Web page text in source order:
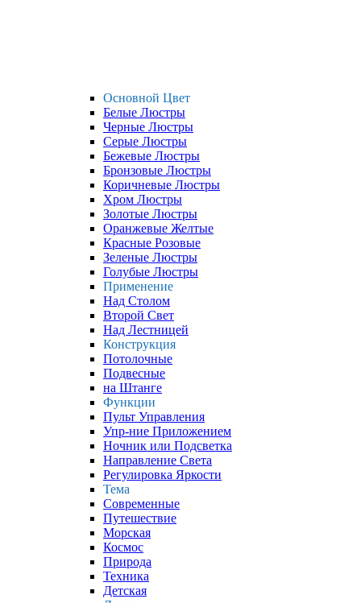
Основной Цвет
Белые Люстры
Черные Люстры
Серые Люстры
Бежевые Люстры
Бронзовые Люстры
Коричневые Люстры
Хром Люстры
Золотые Люстры
Оранжевые Желтые
Красные Розовые
Зеленые Люстры
Голубые Люстры
Применение
Над Столом
Второй Свет
Над Лестницей
Конструкция
Потолочные
Подвесные
на Штанге
Функции
Пульт Управления
Упр-ние Приложением
Ночник или Подсветка
Направление Света
Регулировка Яркости
Тема
Современные
Путешествие
Морская
Космос
Природа
Техника
Детская